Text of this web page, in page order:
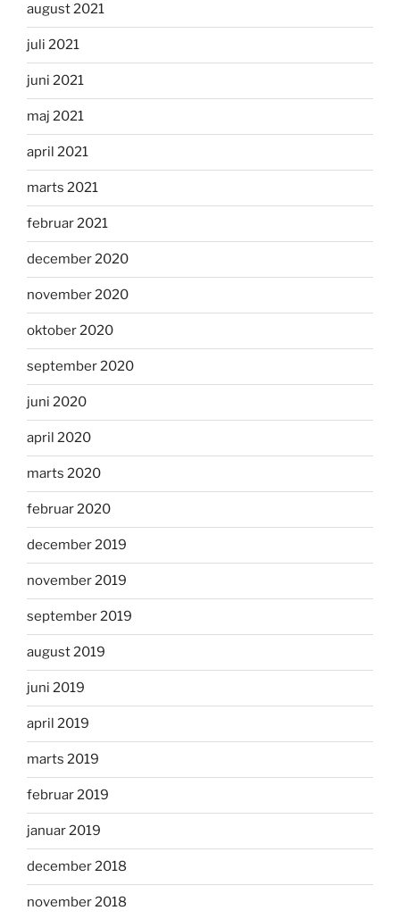
august 2021
juli 2021
juni 2021
maj 2021
april 2021
marts 2021
februar 2021
december 2020
november 2020
oktober 2020
september 2020
juni 2020
april 2020
marts 2020
februar 2020
december 2019
november 2019
september 2019
august 2019
juni 2019
april 2019
marts 2019
februar 2019
januar 2019
december 2018
november 2018